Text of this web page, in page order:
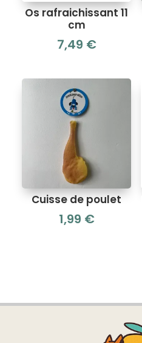
Os rafraichissant 11
cm
7,49 €
Cuisse de poulet
1,99 €